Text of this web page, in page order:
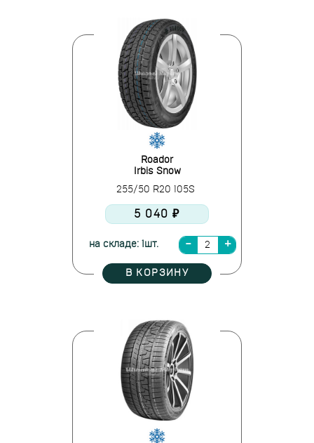
Roador
Irbis Snow
255/50 R20 105S
5 040 ₽
на складе: 1шт.
В КОРЗИНУ